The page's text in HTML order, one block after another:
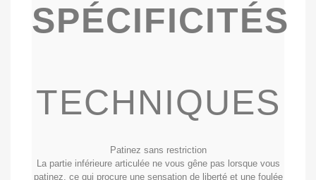
SPÉCIFICITÉS
TECHNIQUES
Patinez sans restriction
La partie inférieure articulée ne vous gêne pas lorsque vous
patinez, ce qui procure une sensation de liberté et une foulée